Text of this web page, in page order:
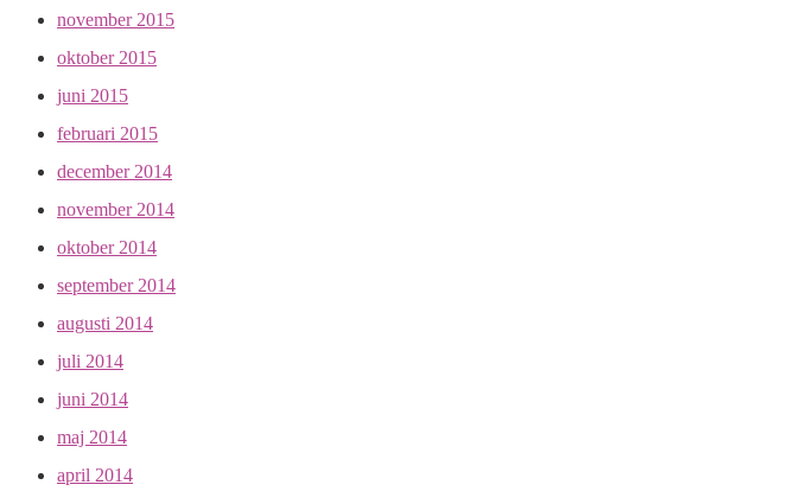
november 2015
oktober 2015
juni 2015
februari 2015
december 2014
november 2014
oktober 2014
september 2014
augusti 2014
juli 2014
juni 2014
maj 2014
april 2014